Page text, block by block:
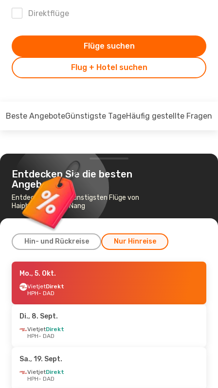
Direktflüge
Flug + Hotel suchen
Flüge suchen
Beste AngeboteGünstigste TageHäufig gestellte Fragen
Entdecken Sie die besten
Angebote
Entdecken Sie die günstigsten Flüge von
Haiphong nach Da Nang
Hin- und Rückreise Nur Hinreise
Di., 1. Sept.
VietjetDirekt
HPH- DAD
DAD- HPH
Sa., 26. Sept.
VietjetDirekt
DAD- HPH
Mo., 5. Okt.
VietjetDirekt
HPH- DAD
Di., 8. Sept.
VietjetDirekt
HPH- DAD
Sa., 19. Sept.
VietjetDirekt
HPH- DAD